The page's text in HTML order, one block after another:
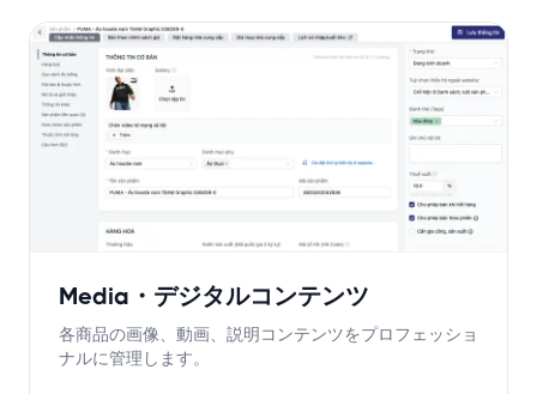
Media・デジタルコンテンツ
各商品の画像、動画、説明コンテンツをプロフェッショ
ナルに管理します。